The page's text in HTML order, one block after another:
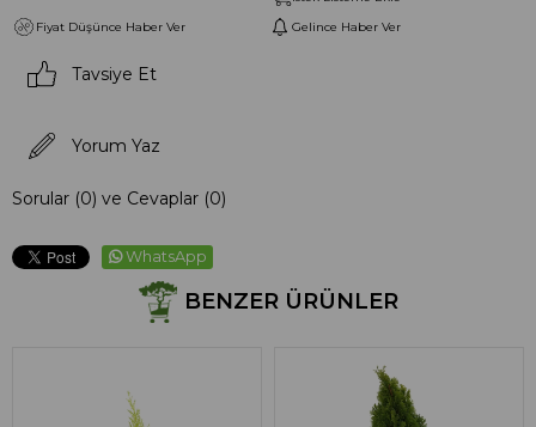
Fiyat Düşünce Haber Ver
Gelince Haber Ver
Tavsiye Et
Yorum Yaz
Sorular (0) ve Cevaplar (0)
WhatsApp
BENZER ÜRÜNLER